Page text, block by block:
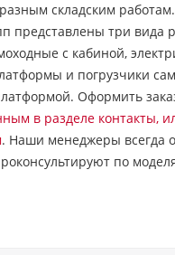
складским
представлены три вида
с кабиной,
и погрузчики
Оформить
в разделе контакты,
. Наши менеджеры всегда
по